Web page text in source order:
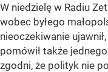
W niedzielę w Radiu
wobec byłego
nieoczekiwanie
pomówił także
zgodni, że polityk nie